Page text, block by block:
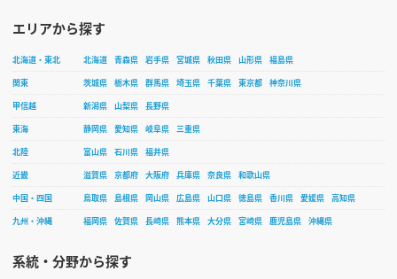
エリアから探す
北海道・東北 北海道 青森県 岩手県 宮城県 秋田県 山形県
福島県
関東
茨城県 栃木県 群馬県 埼玉県 千葉県 東京都
神奈川県
甲信越
新潟県 山梨県
長野県
東海
静岡県 愛知県 岐阜県
三重県
北陸
富山県 石川県
福井県
近畿
滋賀県 京都府 大阪府 兵庫県 奈良県
和歌山県
中国・四国
鳥取県 島根県 岡山県 広島県 山口県 徳島県 香川県 愛媛県
高知県
九州・沖縄
福岡県 佐賀県 長崎県 熊本県 大分県 宮崎県 鹿児島県 沖縄県
系統・分野から探す